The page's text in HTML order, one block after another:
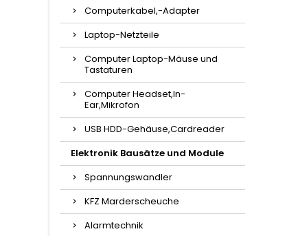
Computerkabel,-Adapter
Laptop-Netzteile
Computer Laptop-Mäuse und
Tastaturen
Computer Headset,In-
Ear,Mikrofon
USB HDD-Gehäuse,Cardreader
Elektronik Bausätze und Module
Spannungswandler
KFZ Marderscheuche
Alarmtechnik